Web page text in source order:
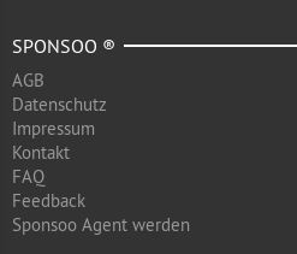
SPONSOO ®
AGB
Datenschutz
Impressum
Kontakt
FAQ
Feedback
Sponsoo Agent werden